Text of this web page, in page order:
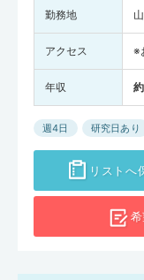
勤務地
アクセス ※
年収
週4日 研究日あり
リストへ